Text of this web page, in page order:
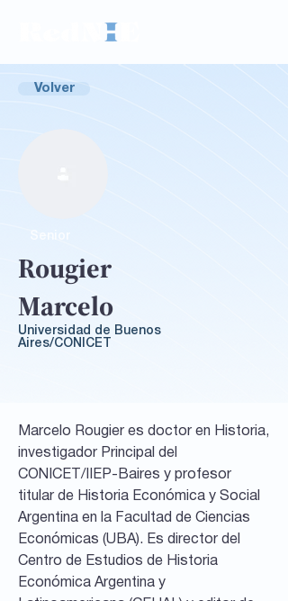
Volver
Rougier
Marcelo
Universidad de Buenos
Aires/CONICET
Marcelo Rougier es doctor en Historia,
investigador Principal del
CONICET/IIEP-Baires y profesor
titular de Historia Económica y Social
Argentina en la Facultad de Ciencias
Económicas (UBA). Es director del
Centro de Estudios de Historia
Económica Argentina y